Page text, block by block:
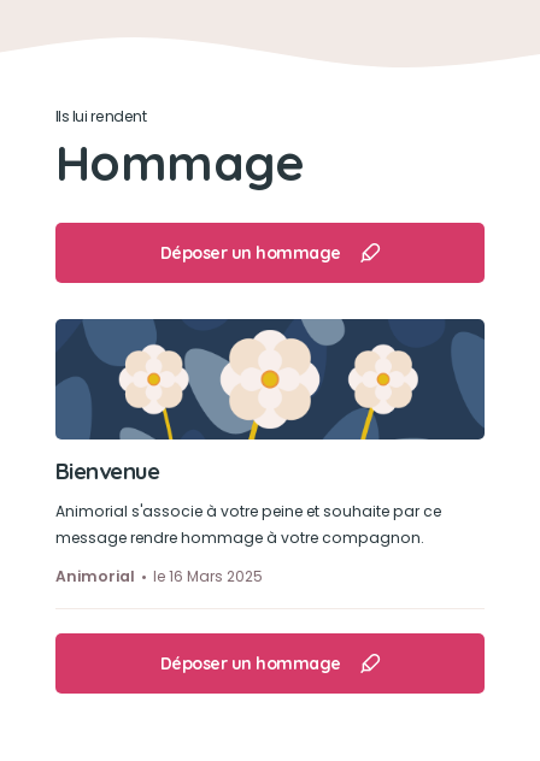
Ils lui rendent
Hommage
Déposer un hommage
Bienvenue
Animorial s'associe à votre peine et souhaite par ce
message rendre hommage à votre compagnon.
Animorial
le 16 Mars 2025
Déposer un hommage